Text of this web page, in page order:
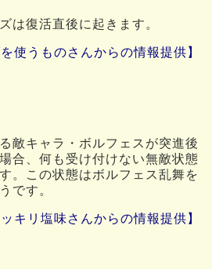
は復活直後に起きます。
を使うものさんからの情報提供】
敵キャラ・ボルフェスが突進後
合、何も受け付けない無敵状態
。この状態はボルフェス乱舞を
です。
ッキリ塩味さんからの情報提供】